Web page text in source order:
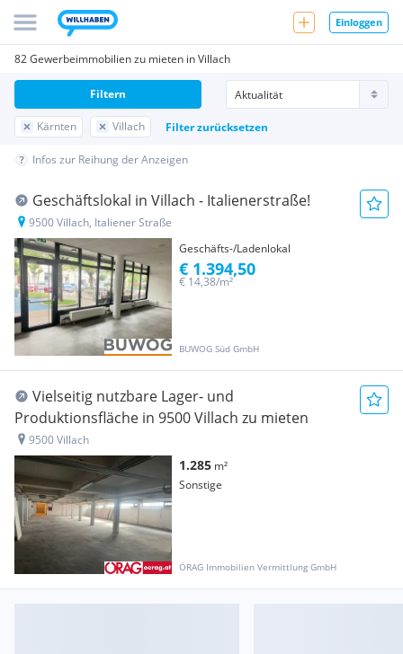
Einloggen
82 Gewerbeimmobilien zu mieten in Villach
Kärnten Villach Filter zurücksetzen
Filtern
Infos zur Reihung der Anzeigen
Geschäftslokal in Villach - Italienerstraße!
9500 Villach, Italiener Straße
Geschäfts-/Ladenlokal
BUWOG Süd GmbH
€ 14,38/m²
€ 1.394,50
Vielseitig nutzbare Lager- und
Produktionsfläche in 9500 Villach zu mieten
9500 Villach
1.285 m²
Sonstige
ÖRAG Immobilien Vermittlung GmbH